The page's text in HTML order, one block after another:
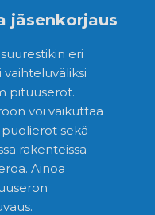
jäsenkorjaus
eri
vaihteluväliksi
pituuserot.
voi vaikuttaa
sekä
rakenteissa
Ainoa